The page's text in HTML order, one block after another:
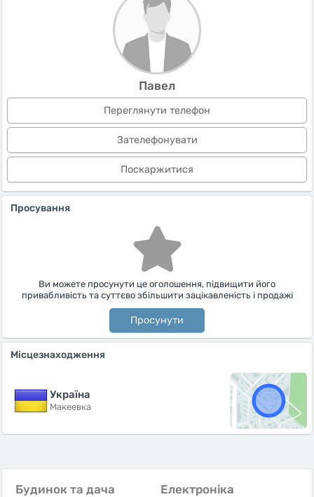
Павел
Переглянути телефон
Зателефонувати
Поскаржитися
Просування
Ви можете просунути це оголошення, підвищити його
привабливість та суттєво збільшити зацікавленість і продажі
Просунути
Місцезнаходження
Україна
Макеевка
Будинок та дача Електроніка